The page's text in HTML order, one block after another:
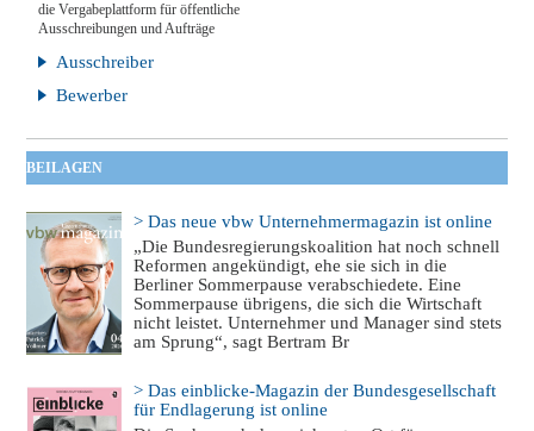
die Vergabeplattform für öffentliche
Ausschreibungen und Aufträge
Ausschreiber
Bewerber
BEILAGEN
> Das neue vbw Unternehmermagazin ist online
„Die Bundesregierungskoalition hat noch schnell
Reformen angekündigt, ehe sie sich in die
Berliner Sommerpause verabschiedete. Eine
Sommerpause übrigens, die sich die Wirtschaft
nicht leistet. Unternehmer und Manager sind stets
am Sprung“, sagt Bertram Br
> Das einblicke-Magazin der Bundesgesellschaft
für Endlagerung ist online